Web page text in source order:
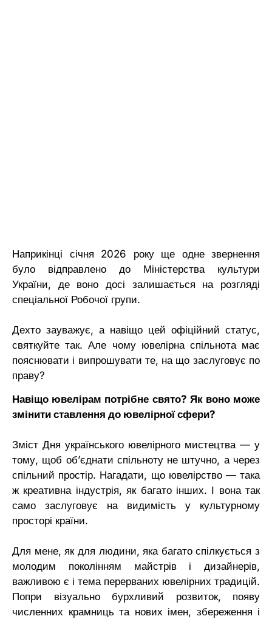
Наприкінці січня 2026 року ще одне звернення
було відправлено до Міністерства культури
України, де воно досі залишається на розгляді
спеціальної Робочої групи.
Дехто зауважує, а навіщо цей офіційний статус,
святкуйте так. Але чому ювелірна спільнота має
пояснювати і випрошувати те, на що заслуговує по
праву?
Навіщо ювелірам потрібне свято? Як воно може
змінити ставлення до ювелірної сфери?
Зміст Дня українського ювелірного мистецтва — у
тому, щоб обʼєднати спільноту не штучно, а через
спільний простір. Нагадати, що ювелірство —така
ж креативна індустрія, як багато інших. І вона так
само заслуговує на видимість у культурному
просторі країни.
Для мене, як для людини, яка багато спілкується з
молодим поколінням майстрів і дизайнерів,
важливою є і тема перерваних ювелірних традицій.
Попри візуально бурхливий розвиток, появу
численних крамниць та нових імен, збереження і